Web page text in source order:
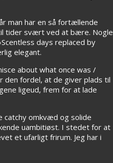
man har en så fortællende
tider svært ved at bære. Nogle
days replaced by
elegant.
about what once was /
den fordel, at de giver plads til
ligeud, frem for at lade
catchy omkvæd og solide
uambitiøst. I stedet for at
et ufarligt frirum. Jeg har i